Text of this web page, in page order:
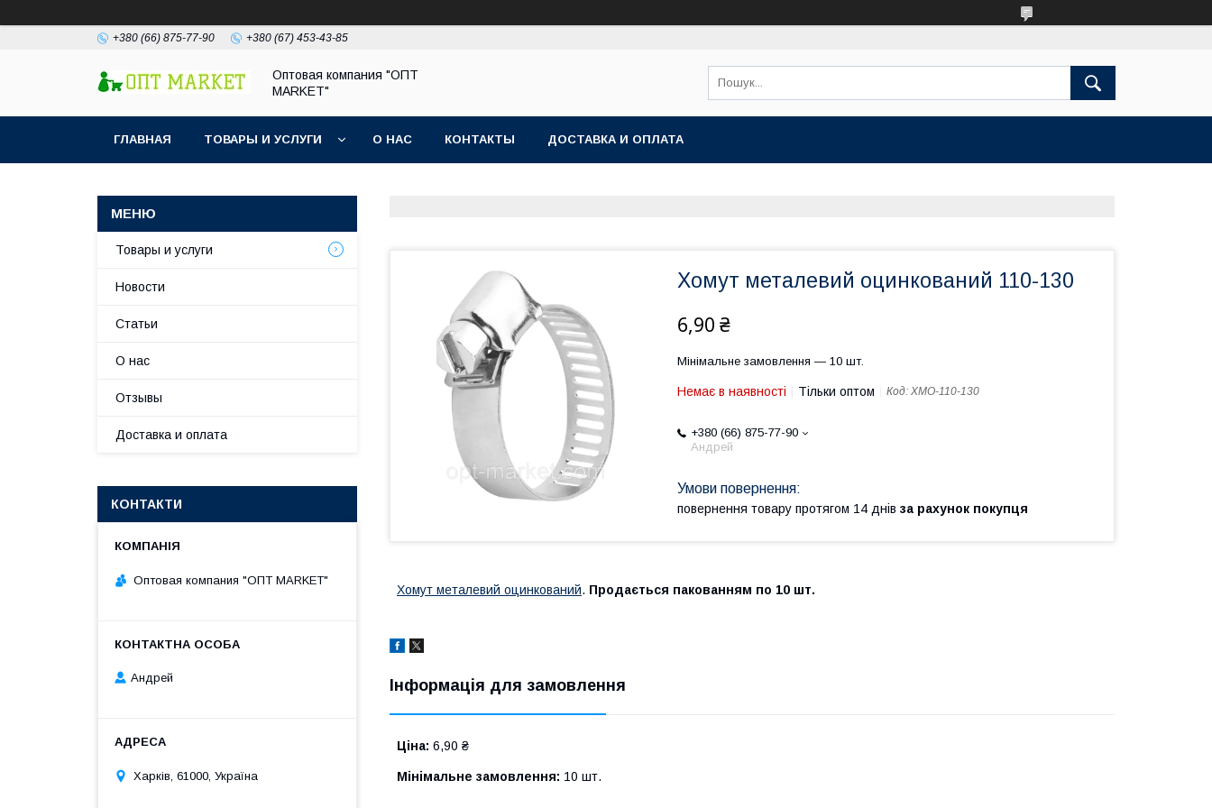
+380 (66) 875-77-90 +380 (67) 453-43-85
Оптовая компания "ОПТ
MARKET"
ГЛАВНАЯ ТОВАРЫ И УСЛУГИ О НАС КОНТАКТЫ ДОСТАВКА И ОПЛАТА
Хомут металевий оцинкований 110-130
6,90 ₴
Мінімальне замовлення — 10 шт.
Немає в наявності Тільки оптом Код: ХМО-110-130
+380 (66) 875-77-90
Андрей
повернення товару протягом 14 днів за рахунок покупця
Хомут металевий оцинкований. Продається пакованням по 10 шт.
Інформація для замовлення
Ціна: 6,90 ₴
Мінімальне замовлення: 10 шт.
Товары и услуги
Новости
Статьи
О нас
Отзывы
Доставка и оплата
КОНТАКТИ
Оптовая компания "ОПТ MARKET"
Андрей
Харків, 61000, Україна